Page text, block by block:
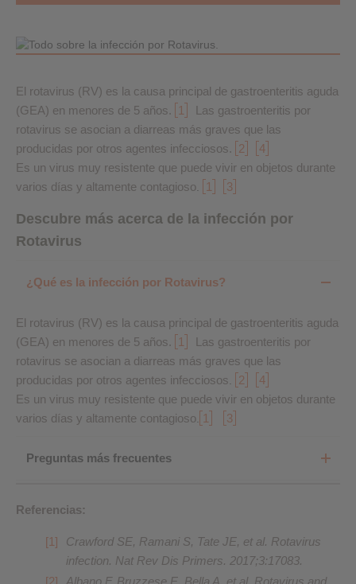
El rotavirus (RV) es la causa principal de gastroenteritis aguda
(GEA) en menores de 5 años.
1
Las gastroenteritis por
rotavirus se asocian a diarreas más graves que las
producidas por otros agentes infecciosos. 2
4
Es un virus muy resistente que puede vivir en objetos durante
varios días y altamente contagioso
1 3
Descubre más acerca de la infección por
Rotavirus
¿Qué es la infección por Rotavirus?
El rotavirus (RV) es la causa principal de gastroenteritis aguda
(GEA) en menores de 5 años.
1
Las gastroenteritis por
rotavirus se asocian a diarreas más graves que las
producidas por otros agentes infecciosos
2
4
Es un virus muy resistente que puede vivir en objetos durante
varios días y altamente contagioso
1 3
Preguntas más frecuentes
Referencias:
Crawford SE, Ramani S, Tate JE, et al. Rotavirus
infection. Nat Rev Dis Primers. 2017;3:17083.
Albano F, Bruzzese E, Bella A, et al. Rotavirus and